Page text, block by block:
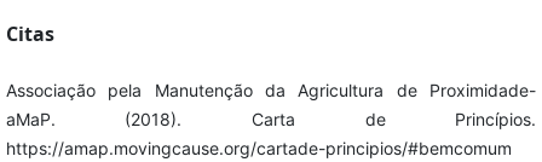
Citas
Associação pela Manutenção da Agricultura de Proximidade-
aMaP. (2018). Carta de Princípios.
https://amap.movingcause.org/cartade-principios/#bemcomum